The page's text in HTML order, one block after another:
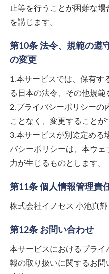
止等を行うことが困難な
を講じます。
第10条 法令、規範の遵
の変更
1.本サービスでは、保有す
る日本の法令、その他規範
2.プライバシーポリシーの
ことなく、変更することが
3.本サービスが別途定める
バシーポリシーは、本ウ
力が生じるものとします。
第11条 個人情報管理責
株式会社イノセス 小池真輝
第12条 お問い合わせ
本サービスにおけるプラ
報の取り扱いに関するお